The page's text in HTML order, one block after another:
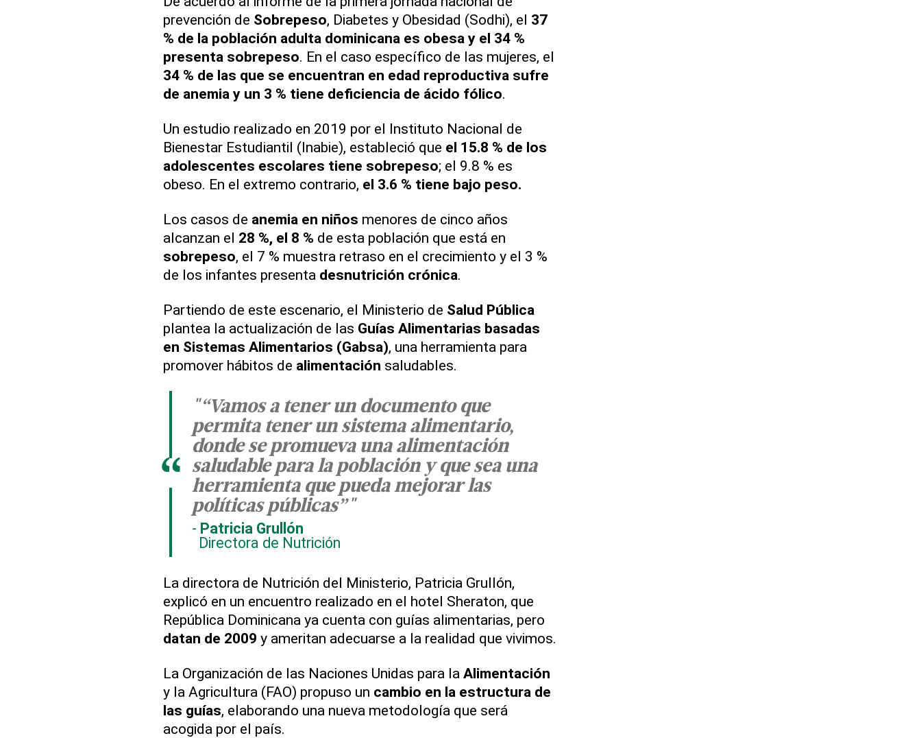
prevención de Sobrepeso, Diabetes y Obesidad (Sodhi), el 37
% de la población adulta dominicana es obesa y el 34 %
presenta sobrepeso. En el caso específico de las mujeres, el
34 % de las que se encuentran en edad reproductiva sufre
de anemia y un 3 % tiene deficiencia de ácido fólico.
Un estudio realizado en 2019 por el Instituto Nacional de
Bienestar Estudiantil (Inabie), estableció que el 15.8 % de los
adolescentes escolares tiene sobrepeso; el 9.8 % es
obeso. En el extremo contrario, el 3.6 % tiene bajo peso.
Los casos de anemia en niños menores de cinco años
alcanzan el 28 %, el 8 % de esta población que está en
sobrepeso, el 7 % muestra retraso en el crecimiento y el 3 %
de los infantes presenta desnutrición crónica.
Partiendo de este escenario, el Ministerio de Salud Pública
plantea la actualización de las Guías Alimentarias basadas
en Sistemas Alimentarios (Gabsa), una herramienta para
promover hábitos de alimentación saludables.
"“Vamos a tener un documento que
permita tener un sistema alimentario,
donde se promueva una alimentación
saludable para la población y que sea una
herramienta que pueda mejorar las
políticas públicas”"
Patricia Grullón
Directora de Nutrición
“
La directora de Nutrición del Ministerio, Patricia Grullón,
explicó en un encuentro realizado en el hotel Sheraton, que
República Dominicana ya cuenta con guías alimentarias, pero
datan de 2009 y ameritan adecuarse a la realidad que vivimos.
La Organización de las Naciones Unidas para la Alimentación
y la Agricultura (FAO) propuso un cambio en la estructura de
las guías, elaborando una nueva metodología que será
acogida por el país.